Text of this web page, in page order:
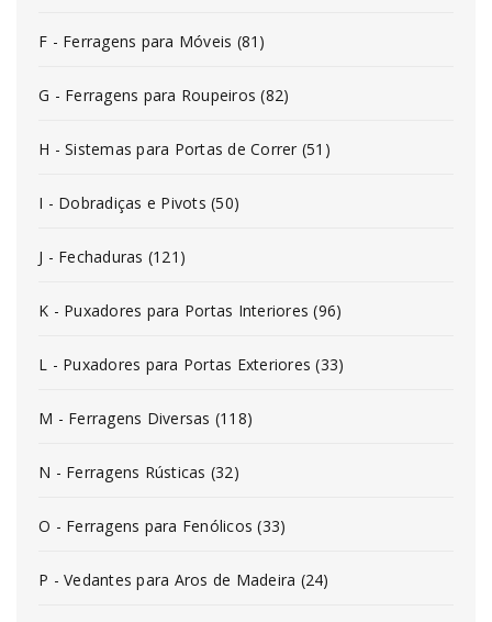
F - Ferragens para Móveis (81)
G - Ferragens para Roupeiros (82)
H - Sistemas para Portas de Correr (51)
I - Dobradiças e Pivots (50)
J - Fechaduras (121)
K - Puxadores para Portas Interiores (96)
L - Puxadores para Portas Exteriores (33)
M - Ferragens Diversas (118)
N - Ferragens Rústicas (32)
O - Ferragens para Fenólicos (33)
P - Vedantes para Aros de Madeira (24)